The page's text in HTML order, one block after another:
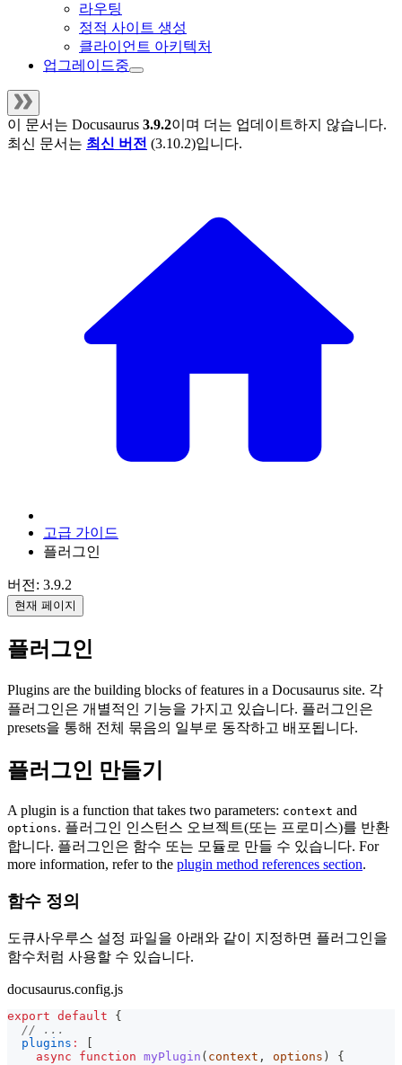
라우팅
정적 사이트 생성
클라이언트 아키텍처
업그레이드중
이 문서는 Docusaurus 3.9.2이며 더는 업데이트하지 않습니다.
최신 문서는 최신 버전 (3.10.2)입니다.
고급 가이드
플러그인
버전: 3.9.2
현재 페이지
플러그인
Plugins are the building blocks of features in a Docusaurus site. 각
플러그인은 개별적인 기능을 가지고 있습니다. 플러그인은
presets을 통해 전체 묶음의 일부로 동작하고 배포됩니다.
플러그인 만들기
A plugin is a function that takes two parameters: context and
options. 플러그인 인스턴스 오브젝트(또는 프로미스)를 반환
합니다. 플러그인은 함수 또는 모듈로 만들 수 있습니다. For
more information, refer to the plugin method references section.
함수 정의
도큐사우루스 설정 파일을 아래와 같이 지정하면 플러그인을
함수처럼 사용할 수 있습니다.
docusaurus.config.js
export default
{
// ...
plugins :
async
function myPlugin ( context , options )
{